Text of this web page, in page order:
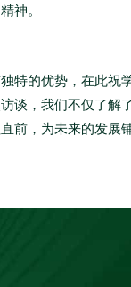
神。
特的优势，在此祝
谈，我们不仅了
前，为未来的发展